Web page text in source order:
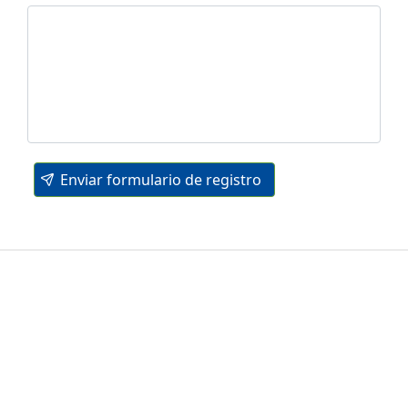
Enviar formulario de registro